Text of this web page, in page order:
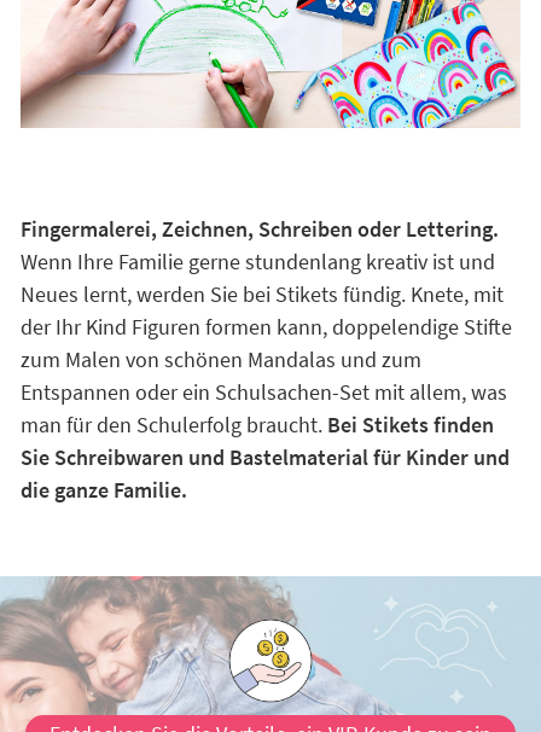
Fingermalerei, Zeichnen, Schreiben oder Lettering.
Wenn Ihre Familie gerne stundenlang kreativ ist und
Neues lernt, werden Sie bei Stikets fündig. Knete, mit
der Ihr Kind Figuren formen kann, doppelendige Stifte
zum Malen von schönen Mandalas und zum
Entspannen oder ein Schulsachen-Set mit allem, was
man für den Schulerfolg braucht. Bei Stikets finden
Sie Schreibwaren und Bastelmaterial für Kinder und
die ganze Familie.